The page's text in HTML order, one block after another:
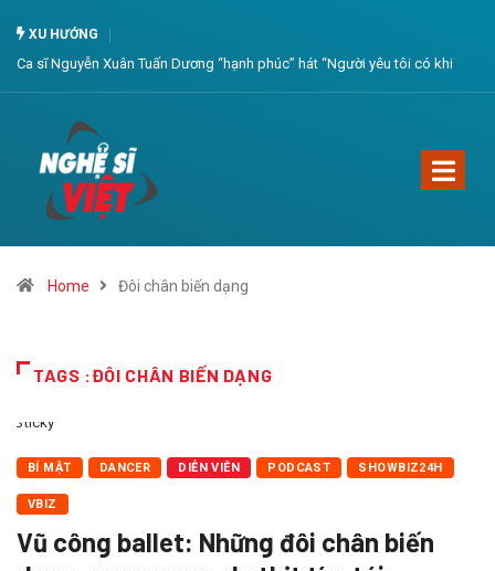
XU HƯỚNG
Ca sĩ Nguyễn Xuân Tuấn Dương “hạnh phúc” hát “Người yêu tôi có khi
còn chưa ra đời”
Home Đôi chân biến dạng
TAGS :ĐÔI CHÂN BIẾN DẠNG
Sticky
BÍ MẬT DANCER DIỄN VIÊN PODCAST SHOWBIZ24H
VBIZ
Vũ công ballet: Những đôi chân biến